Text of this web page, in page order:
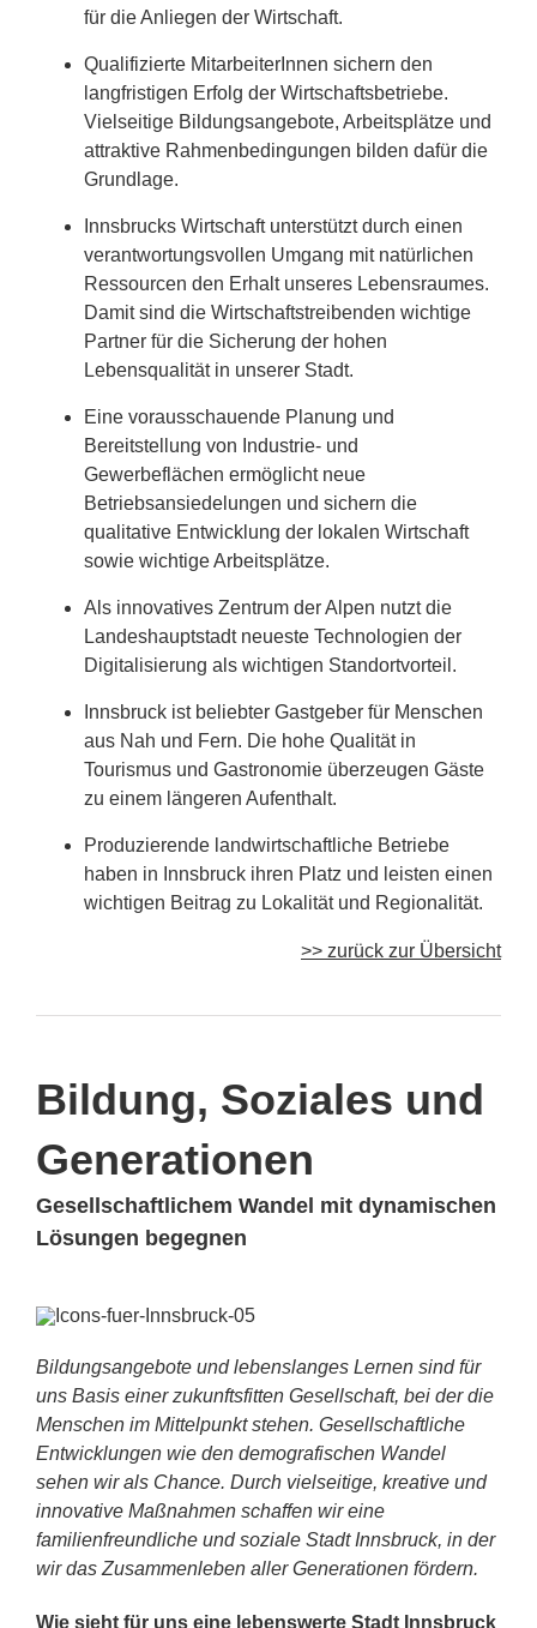
für die Anliegen der Wirtschaft.
Qualifizierte MitarbeiterInnen sichern den
langfristigen Erfolg der Wirtschaftsbetriebe.
Vielseitige Bildungsangebote, Arbeitsplätze und
attraktive Rahmenbedingungen bilden dafür die
Grundlage.
Innsbrucks Wirtschaft unterstützt durch einen
verantwortungsvollen Umgang mit natürlichen
Ressourcen den Erhalt unseres Lebensraumes.
Damit sind die Wirtschaftstreibenden wichtige
Partner für die Sicherung der hohen
Lebensqualität in unserer Stadt.
Eine vorausschauende Planung und
Bereitstellung von Industrie- und
Gewerbeflächen ermöglicht neue
Betriebsansiedelungen und sichern die
qualitative Entwicklung der lokalen Wirtschaft
sowie wichtige Arbeitsplätze.
Als innovatives Zentrum der Alpen nutzt die
Landeshauptstadt neueste Technologien der
Digitalisierung als wichtigen Standortvorteil.
Innsbruck ist beliebter Gastgeber für Menschen
aus Nah und Fern. Die hohe Qualität in
Tourismus und Gastronomie überzeugen Gäste
zu einem längeren Aufenthalt.
Produzierende landwirtschaftliche Betriebe
haben in Innsbruck ihren Platz und leisten einen
wichtigen Beitrag zu Lokalität und Regionalität.
>> zurück zur Übersicht
Bildung, Soziales und
Generationen
Gesellschaftlichem Wandel mit dynamischen
Lösungen begegnen
Bildungsangebote und lebenslanges Lernen sind für
uns Basis einer zukunftsfitten Gesellschaft, bei der die
Menschen im Mittelpunkt stehen. Gesellschaftliche
Entwicklungen wie den demografischen Wandel
sehen wir als Chance. Durch vielseitige, kreative und
innovative Maßnahmen schaffen wir eine
familienfreundliche und soziale Stadt Innsbruck, in der
wir das Zusammenleben aller Generationen fördern.
Wie sieht für uns eine lebenswerte Stadt Innsbruck